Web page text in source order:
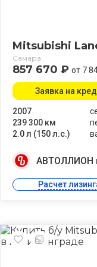
Mitsubishi
Самара
857 670 ₽ от 7
2007
239 300 км
2.0 л (150 л.с.)
Заявка на
АВТОЛЛИОН
Расчет